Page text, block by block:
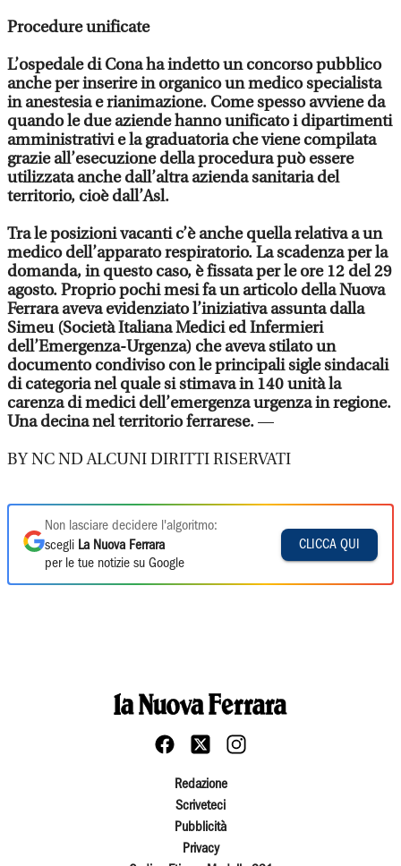
Procedure unificate
L’ospedale di Cona ha indetto un concorso pubblico
anche per inserire in organico un medico specialista
in anestesia e rianimazione. Come spesso avviene da
quando le due aziende hanno unificato i dipartimenti
amministrativi e la graduatoria che viene compilata
grazie all’esecuzione della procedura può essere
utilizzata anche dall’altra azienda sanitaria del
territorio, cioè dall’Asl.
Tra le posizioni vacanti c’è anche quella relativa a un
medico dell’apparato respiratorio. La scadenza per la
domanda, in questo caso, è fissata per le ore 12 del 29
agosto. Proprio pochi mesi fa un articolo della Nuova
Ferrara aveva evidenziato l’iniziativa assunta dalla
Simeu (Società Italiana Medici ed Infermieri
dell’Emergenza-Urgenza) che aveva stilato un
documento condiviso con le principali sigle sindacali
di categoria nel quale si stimava in 140 unità la
carenza di medici dell’emergenza urgenza in regione.
Una decina nel territorio ferrarese.—
BY NC ND ALCUNI DIRITTI RISERVATI
Non lasciare decidere l'algoritmo:
scegli La Nuova Ferrara
per le tue notizie su Google
CLICCA QUI
Redazione
Scriveteci
Pubblicità
Privacy